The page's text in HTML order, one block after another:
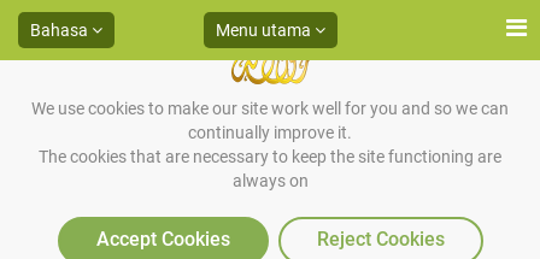
We use cookies to make our site work well for you and so we can
continually improve it.
The cookies that are necessary to keep the site functioning are
always on
Accept Cookies Reject Cookies
Bahasa Menu utama
Do'a Saat Berwudhu